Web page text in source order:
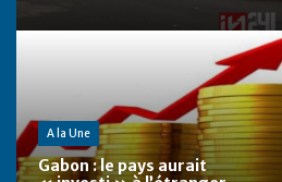
A la Une
Gabon : le pays aurait